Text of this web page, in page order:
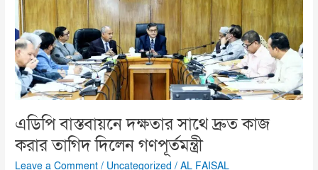
এডিপি বাস্তবায়নে দক্ষতার সাথে দ্রুত কাজ
করার তাগিদ দিলেন গণপূর্তমন্ত্রী
Leave a Comment / Uncategorized /AL FAISAL
দ্রুত
কাজ
করার
তাগিদ
দিলেন
গণপূর্তমন্ত্রী